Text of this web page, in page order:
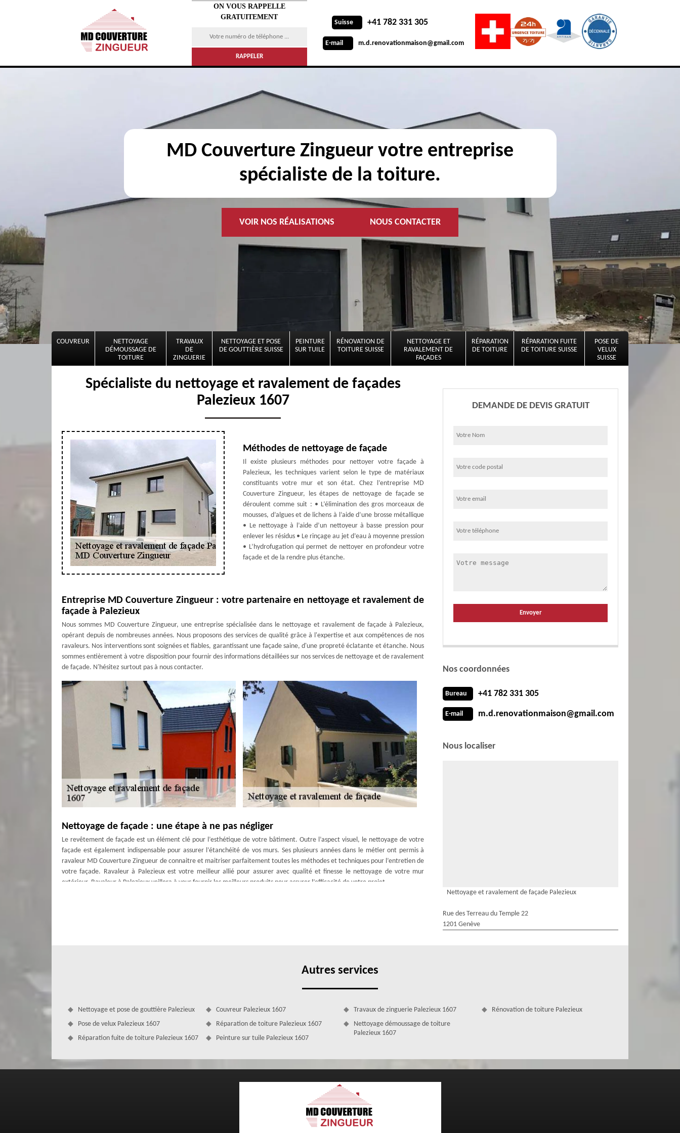
ON VOUS RAPPELLE
GRATUITEMENT
Suisse +41 782 331 305
E-mail m.d.renovationmaison@gmail.com
MD Couverture Zingueur votre entreprise
spécialiste de la toiture.
VOIR NOS RÉALISATIONS NOUS CONTACTER
COUVREUR
NETTOYAGE
DÉMOUSSAGE DE
TOITURE
TRAVAUX
DE
ZINGUERIE
NETTOYAGE ET POSE
DE GOUTTIÈRE SUISSE
PEINTURE
SUR TUILE
RÉNOVATION DE
TOITURE SUISSE
NETTOYAGE ET
RAVALEMENT DE
FAÇADES
RÉPARATION
DE TOITURE
RÉPARATION FUITE
DE TOITURE SUISSE
POSE DE
VELUX
SUISSE
Spécialiste du nettoyage et ravalement de façades
Palezieux 1607
Méthodes de nettoyage de façade
Il existe plusieurs méthodes pour nettoyer votre façade à
Palezieux, les techniques varient selon le type de matériaux
constituants votre mur et son état. Chez l’entreprise MD
Couverture Zingueur, les étapes de nettoyage de façade se
déroulent comme suit : • L’élimination des gros morceaux de
mousses, d’algues et de lichens à l’aide d’une brosse métallique
• Le nettoyage à l’aide d’un nettoyeur à basse pression pour
enlever les résidus • Le rinçage au jet d’eau à moyenne pression
• L’hydrofugation qui permet de nettoyer en profondeur votre
façade et de la rendre plus étanche.
Entreprise MD Couverture Zingueur : votre partenaire en nettoyage et ravalement de
façade à Palezieux
Nous sommes MD Couverture Zingueur, une entreprise spécialisée dans le nettoyage et ravalement de façade à Palezieux,
opérant depuis de nombreuses années. Nous proposons des services de qualité grâce à l'expertise et aux compétences de nos
ravaleurs. Nos interventions sont soignées et fiables, garantissant une façade saine, d'une propreté éclatante et étanche. Nous
sommes entièrement à votre disposition pour fournir des informations détaillées sur nos services de nettoyage et de ravalement
de façade. N'hésitez surtout pas à nous contacter.
Nettoyage de façade : une étape à ne pas négliger
Le revêtement de façade est un élément clé pour l’esthétique de votre bâtiment. Outre l’aspect visuel, le nettoyage de votre
façade est également indispensable pour assurer l’étanchéité de vos murs. Ses plusieurs années dans le métier ont permis à
ravaleur MD Couverture Zingueur de connaitre et maitriser parfaitement toutes les méthodes et techniques pour l’entretien de
votre façade. Ravaleur à Palezieux est votre meilleur allié pour assurer avec qualité et finesse le nettoyage de votre mur
extérieur. Ravaleur à Palezieux veillera à vous fournir les meilleurs produits pour assurer l’efficacité de votre projet.
Service de nettoyage de façade Palezieux par le façadier MD Couverture Zingueur
DEMANDE DE DEVIS GRATUIT
Nos coordonnées
Bureau +41 782 331 305
E-mail m.d.renovationmaison@gmail.com
Nous localiser
Nettoyage et ravalement de façade Palezieux
Rue des Terreau du Temple 22
1201 Genève
Autres services
Nettoyage et pose de gouttière Palezieux
Pose de velux Palezieux 1607
Réparation fuite de toiture Palezieux 1607
Couvreur Palezieux 1607
Réparation de toiture Palezieux 1607
Peinture sur tuile Palezieux 1607
Travaux de zinguerie Palezieux 1607
Nettoyage démoussage de toiture
Palezieux 1607
Rénovation de toiture Palezieux